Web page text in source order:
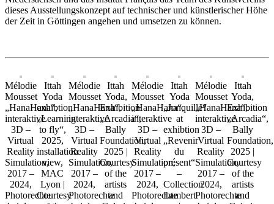
dieses Ausstellungskonzept auf technischer und künstlerischer Höhe
der Zeit in Göttingen angehen und umsetzen zu können.
Mélodie
Mousset
„HanaHana“,
interaktive
3D –
Virtual
Reality
Simulation,
2017 –
2024,
Photorechte
Ittah
Yoda
exhibtion
„Learning
to fly“,
2025,
installation
view,
MAC
Lyon |
Courtesy
Mélodie
Mousset
„HanaHana“,
interaktive
3D –
Virtual
Reality
Simulation,
2017 –
2024,
Photorechte
Ittah
Yoda,
Exhibition
„Arcadia“,
Bally
Foundation,
2025 |
Courtesy
of the
artists
and
Mélodie
Mousset
„HanaHana“,
interaktive
3D –
Virtual
Reality
Simulation,
2017 –
2024,
Photorechte
Ittah
Yoda
„Jonquille“
at
exhibtion
„Revenir
du
présent“
–
Collection
Lambert
Mélodie
Mousset
„HanaHana“,
interaktive
3D –
Virtual
Reality
Simulation,
2017 –
2024,
Photorechte
Ittah
Yoda,
Exhibition
„Arcadia“,
Bally
Foundation,
2025 |
Courtesy
of the
artists
and